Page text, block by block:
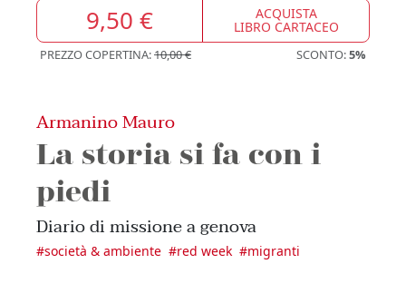
9,50 € ACQUISTA
LIBRO CARTACEO
PREZZO COPERTINA:10,00 € SCONTO:5%
Armanino Mauro
La storia si fa con i
piedi
Diario di missione a genova
#società & ambiente #red week #migranti